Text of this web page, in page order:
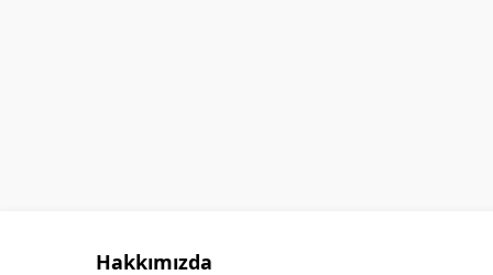
Hakkımızda
GÖKHAN GÖKMEN